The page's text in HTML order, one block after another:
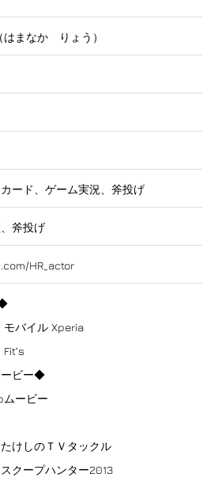
はまなか りょう）
ード、ゲーム実況、斧投げ
斧投げ
HR_actor
モバイル Xperia
Fit’s
ビー◆
ムービー
たけしのＴＶタックル
スクープハンター2013